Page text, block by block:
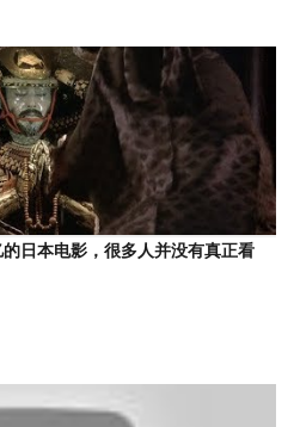
日本电影，很多人并没有真正看